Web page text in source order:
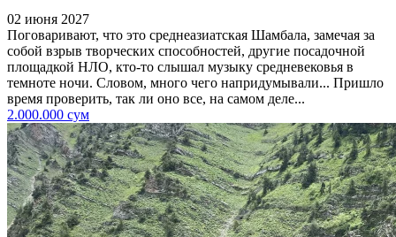
02 июня 2027
Поговаривают, что это среднеазиатская Шамбала, замечая за
собой взрыв творческих способностей, другие посадочной
площадкой НЛО, кто-то слышал музыку средневековья в
темноте ночи. Словом, много чего напридумывали... Пришло
время проверить, так ли оно все, на самом деле...
2.000.000 сум